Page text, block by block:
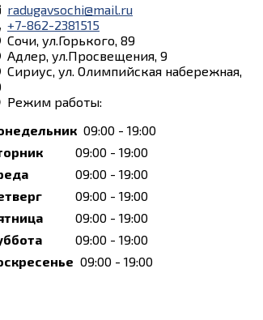
radugavsochi@mail.ru
+7-862-2381515
Сочи, ул.Горького, 89
Адлер, ул.Просвещения, 9
Сириус, ул. Олимпийская набережная,
Режим работы:
09:00 - 19:00
09:00 - 19:00
09:00 - 19:00
09:00 - 19:00
09:00 - 19:00
09:00 - 19:00
09:00 - 19:00